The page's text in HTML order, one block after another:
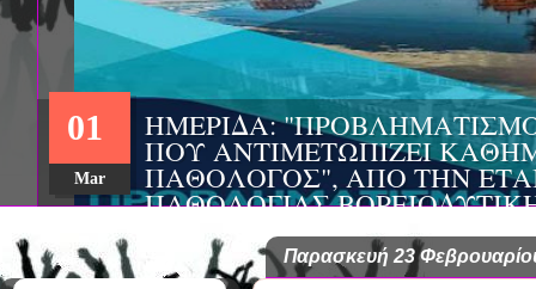
ΗΜΕΡΙΔΑ:
ΠΟΥ ΑΝΤΙΜΕΤΩΠΙΖΕΙ
ΠΑΘΟΛΟΓΟΣ", ΑΠΟ ΤΗΝ
ΠΑΘΟΛΟΓΙΑΣ
ΤΙΣ Α' & Β'
ΚΛΙΝΙΚΕΣ ΠΓΝΙ
01
Mar
Παρασκευή 23